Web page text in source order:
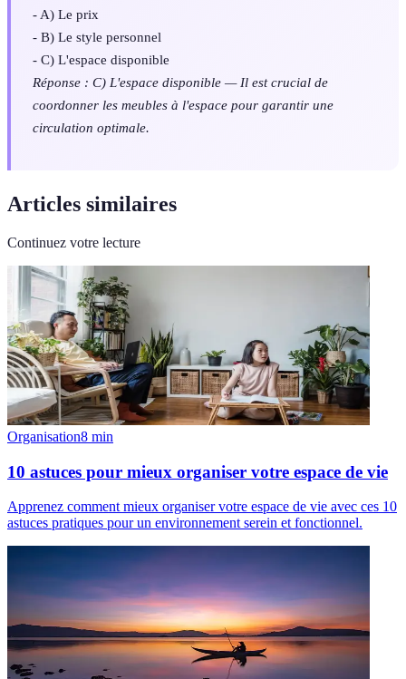
- A) Le prix
- B) Le style personnel
- C) L'espace disponible
Réponse : C) L'espace disponible — Il est crucial de
coordonner les meubles à l'espace pour garantir une
circulation optimale.
Articles similaires
Continuez votre lecture
Organisation8 min
10 astuces pour mieux organiser votre espace de vie
Apprenez comment mieux organiser votre espace de vie avec ces 10
astuces pratiques pour un environnement serein et fonctionnel.